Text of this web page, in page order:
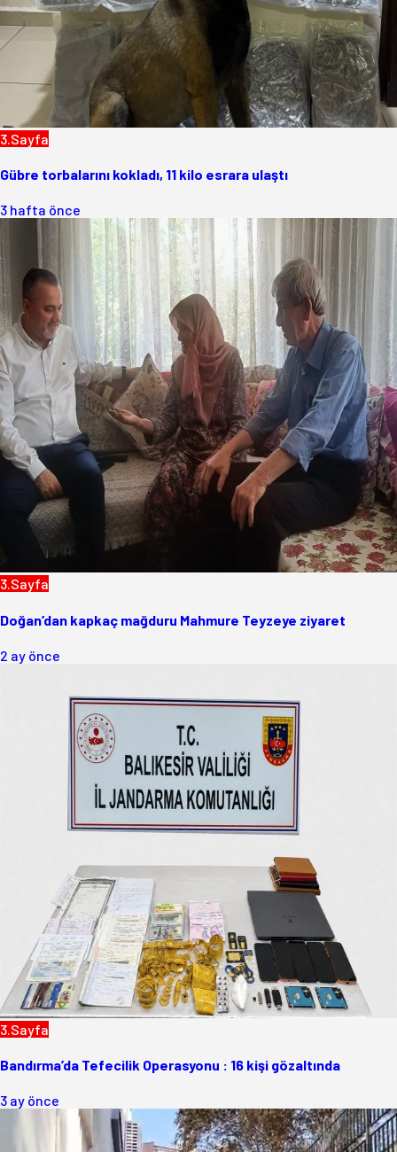
3.Sayfa
Gübre torbalarını kokladı, 11 kilo esrara ulaştı
3 hafta önce
3.Sayfa
Doğan’dan kapkaç mağduru Mahmure Teyzeye ziyaret
2 ay önce
3.Sayfa
Bandırma’da Tefecilik Operasyonu : 16 kişi gözaltında
3 ay önce